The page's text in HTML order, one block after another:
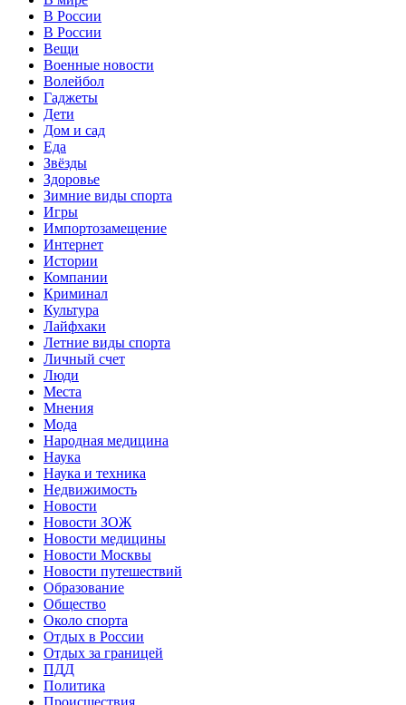
В России
В России
Вещи
Военные новости
Волейбол
Гаджеты
Дети
Дом и сад
Еда
Звёзды
Здоровье
Зимние виды спорта
Игры
Импортозамещение
Интернет
Истории
Компании
Криминал
Культура
Лайфхаки
Летние виды спорта
Личный счет
Люди
Места
Мнения
Мода
Народная медицина
Наука
Наука и техника
Недвижимость
Новости
Новости ЗОЖ
Новости медицины
Новости Москвы
Новости путешествий
Образование
Общество
Около спорта
Отдых в России
Отдых за границей
ПДД
Политика
Происшествия